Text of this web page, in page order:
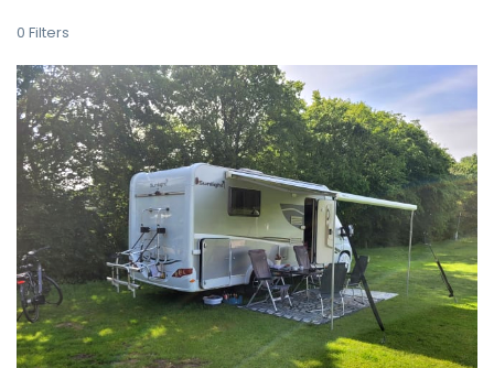
0 Filters